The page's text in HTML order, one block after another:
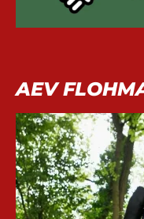
AEV